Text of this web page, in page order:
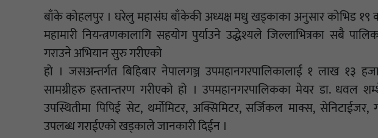
बाँके कोहलपुर । घरेलु महासंघ बाँकेकी अध्यक्ष मधु खड्काका अनुसार कोभिड १९
महामारी नियन्त्रणकालागि सहयोग पुर्याउने उद्धेश्यले जिल्लाभित्रका सबै
गराउने अभियान सुरु गरीएको
हो । जसअन्तर्गत बिहिबार नेपालगञ्ज उपमहानगरपालिकालाई १ लाख १३
सामग्रीहरु हस्तान्तरण गरीएको हो । उपमहानगरपालिकका मेयर डा. धवल
उपस्थितीमा पिपिई सेट, थर्मोमिटर, अक्सिमिटर, सर्जिकल माक्स, सेनिटाईजर,
उपलब्ध गराईएको खड्काले जानकारी दिईन ।